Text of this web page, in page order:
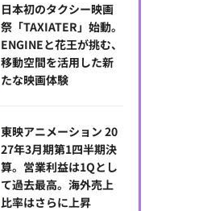
日本初のタクシー映画
祭「TAXIATER」始動。
ENGINEと花王が挑む、
移動空間を活用した新
たな映画体験
東映アニメーション 20
27年3月期第1四半期決
算。営業利益は1Qとし
て過去最高。海外売上
比率はさらに上昇